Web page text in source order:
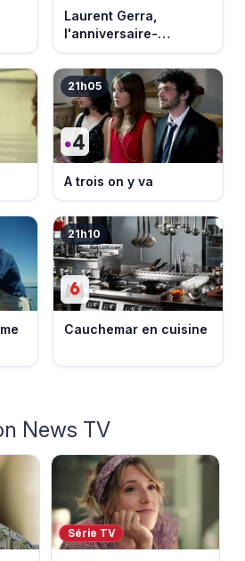
Laurent Gerra,
l'anniversaire-
événement
21h05
A trois on y va
21h10
Cauchemar en cuisine
News TV
Série TV